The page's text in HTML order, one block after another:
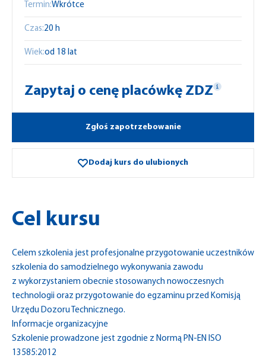
Termin:Wkrótce
Czas:20 h
Wiek:od 18 lat
Zapytaj o cenę placówkę ZDZ
Zgłoś zapotrzebowanie
Dodaj kurs do ulubionych
Cel kursu
Celem szkolenia jest profesjonalne przygotowanie uczestników
szkolenia do samodzielnego wykonywania zawodu
z wykorzystaniem obecnie stosowanych nowoczesnych
technologii oraz przygotowanie do egzaminu przed Komisją
Urzędu Dozoru Technicznego.
Informacje organizacyjne
Szkolenie prowadzone jest zgodnie z Normą PN-EN ISO
13585:2012